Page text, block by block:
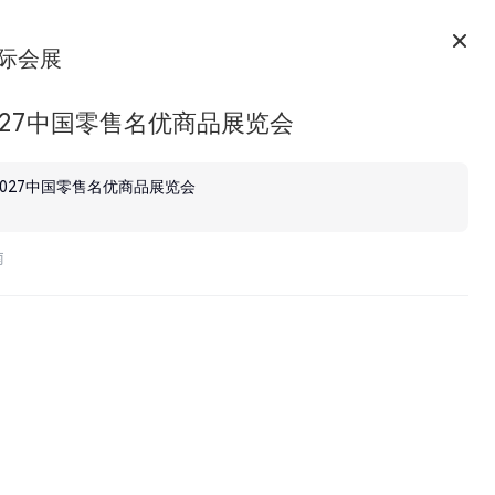
会展
中国零售名优商品展览会
中国零售名优商品展览会